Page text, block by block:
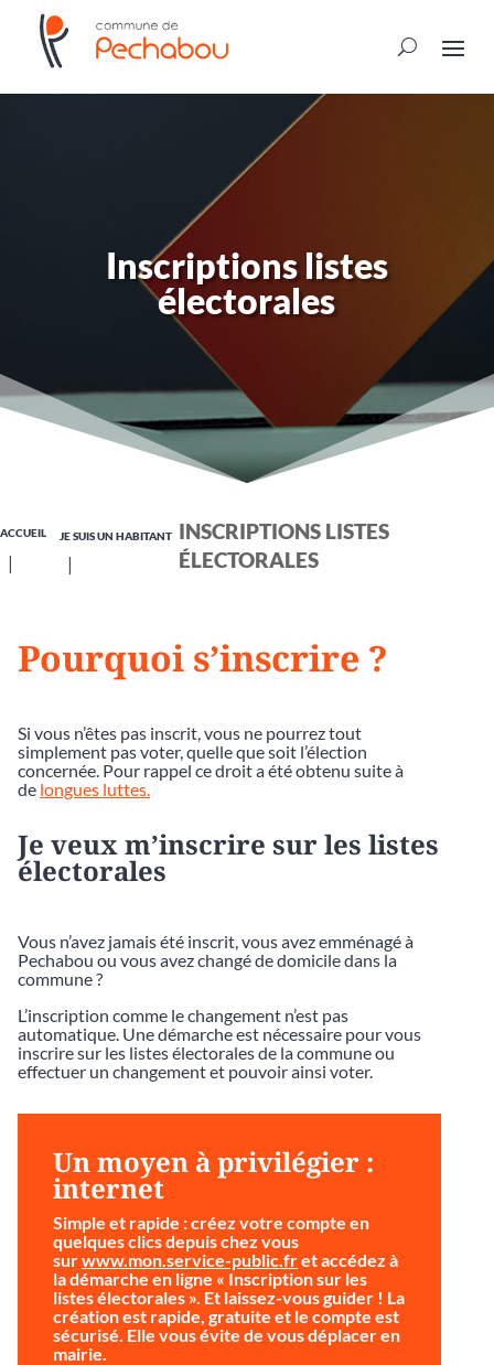
Inscriptions listes
électorales
ACCUEIL JE SUIS UN HABITANT
INSCRIPTIONS LISTES
ÉLECTORALES
Pourquoi s’inscrire ?
Si vous n’êtes pas inscrit, vous ne pourrez tout
simplement pas voter, quelle que soit l’élection
concernée. Pour rappel ce droit a été obtenu suite à
de longues luttes.
Je veux m’inscrire sur les listes
électorales
Vous n’avez jamais été inscrit, vous avez emménagé à
Pechabou ou vous avez changé de domicile dans la
commune ?
L’inscription comme le changement n’est pas
automatique. Une démarche est nécessaire pour vous
inscrire sur les listes électorales de la commune ou
effectuer un changement et pouvoir ainsi voter.
Un moyen à privilégier :
internet
Simple et rapide : créez votre compte en
quelques clics depuis chez vous
surwww.mon.service-public.fret accédez à
la démarche en ligne « Inscription sur les
listes électorales ». Et laissez-vous guider ! La
création est rapide, gratuite et le compte est
sécurisé. Elle vous évite de vous déplacer en
mairie.